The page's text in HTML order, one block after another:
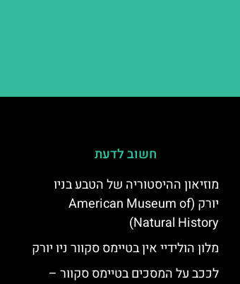
חשוב לדעת
מוזיאון ההיסטוריה של הטבע בניו
יורק (American Museum of
Natural History)
מלון הולידיי אין בטיימס סקוור ניו יורק
לככב על המסכים בטיימס סקוור –